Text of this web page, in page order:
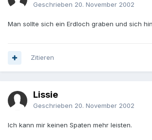
Geschrieben 20. November 2002
Man sollte sich ein Erdloch graben und sich
Zitieren
Lissie
Geschrieben 20. November 2002
Ich kann mir keinen Spaten mehr leisten.